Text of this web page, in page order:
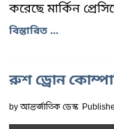
করেছে মার্কিন
বিস্তারিত ...
রুশ ড্রোন
byআন্তর্জাতিক ডেস্ক